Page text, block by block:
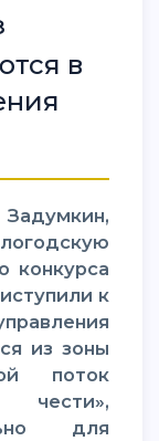
в
конкурса
к
из зоны
поток
чести»,
для